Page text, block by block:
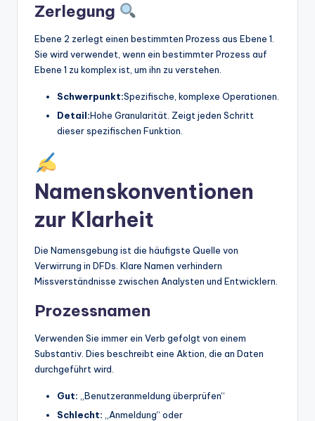
Zerlegung
Ebene 2 zerlegt einen bestimmten Prozess aus Ebene 1.
Sie wird verwendet, wenn ein bestimmter Prozess auf
Ebene 1 zu komplex ist, um ihn zu verstehen.
Schwerpunkt:Spezifische, komplexe Operationen.
Detail:Hohe Granularität. Zeigt jeden Schritt
dieser spezifischen Funktion.
Namenskonventionen
zur Klarheit
Die Namensgebung ist die häufigste Quelle von
Verwirrung in DFDs. Klare Namen verhindern
Missverständnisse zwischen Analysten und Entwicklern.
Prozessnamen
Verwenden Sie immer ein Verb gefolgt von einem
Substantiv. Dies beschreibt eine Aktion, die an Daten
durchgeführt wird.
Gut: „Benutzeranmeldung überprüfen“
Schlecht: „Anmeldung“ oder